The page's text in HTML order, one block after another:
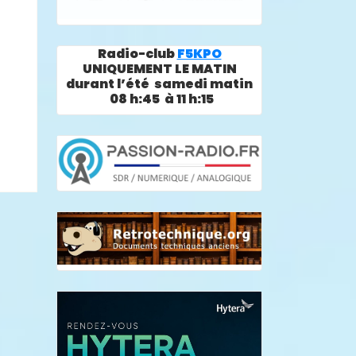
Radio-clubF5KPO
UNIQUEMENT LE MATIN
durant l’été samedi matin
08 h:45 à 11 h:15